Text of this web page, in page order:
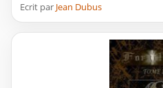
Ecrit par Jean Dubus